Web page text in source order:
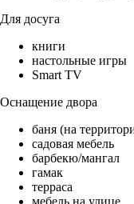
Для досуга
книги
настольные игры
Smart TV
Оснащение двора
баня (на
садовая мебель
барбекю/мангал
гамак
терраса
мебель на улице